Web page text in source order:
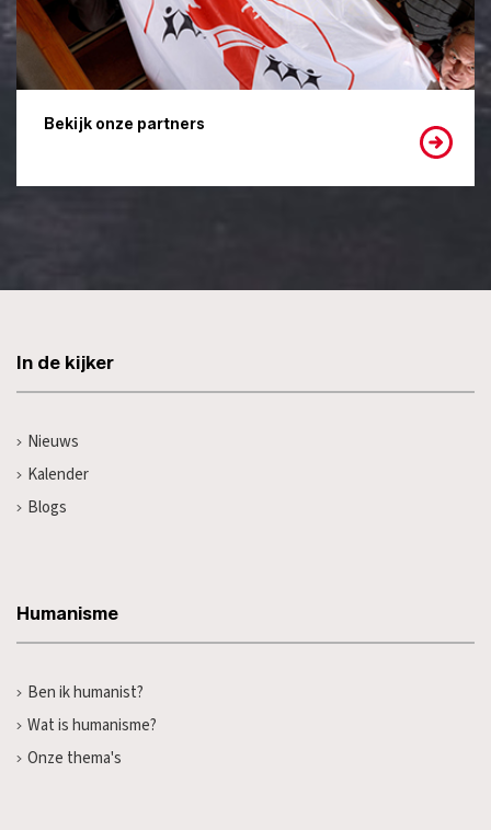
Bekijk onze partners
In de kijker
Nieuws
Kalender
Blogs
Humanisme
Ben ik humanist?
Wat is humanisme?
Onze thema's